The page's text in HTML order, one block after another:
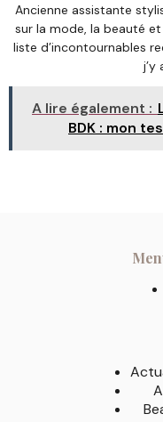
Ancienne assistante
sur la mode, la beauté
liste d’incontournables
j’y
A lire également :
BDK : mon